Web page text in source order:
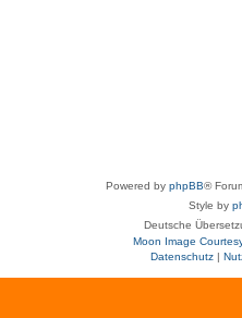
Powered by phpBB®
Style by
Deutsche
Moon Image
Datenschutz|